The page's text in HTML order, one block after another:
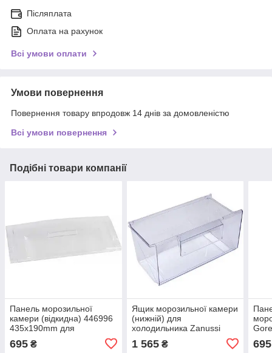
Післяплата
Оплата на рахунок
Всі умови оплати
Умови повернення
Повернення товару впродовж 14 днів за домовленістю
Всі умови повернення
Подібні товари компанії
Панель морозильної
камери (відкидна) 446996
435x190mm для
695 ₴
Ящик морозильної камери
(нижній) для
холодильника Zanussi
2647016043 395х220х215
мм
1 565₴ 695